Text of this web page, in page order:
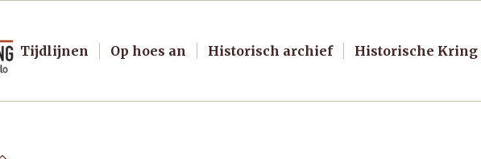
Tijdlijnen Op hoes an Historisch archief Historische Kring